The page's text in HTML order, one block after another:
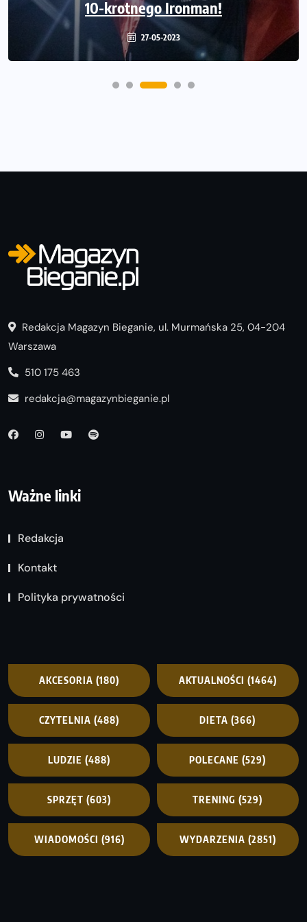
10-krotnego Ironman!
27-05-2023
w pięciokrotnym IRONMAN!
30-06-2022
Redakcja Magazyn Bieganie, ul. Murmańska 25, 04-204
Warszawa
510 175 463
redakcja@magazynbieganie.pl
Ważne linki
Redakcja
Kontakt
Polityka prywatności
AKCESORIA (180) AKTUALNOŚCI (1464)
CZYTELNIA (488) DIETA (366)
LUDZIE (488) POLECANE (529)
SPRZĘT (603) TRENING (529)
WIADOMOŚCI (916) WYDARZENIA (2851)